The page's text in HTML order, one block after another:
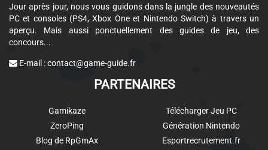
Jour après jour, nous vous guidons dans la jungle des nouveautés
PC et consoles (PS4, Xbox One et Nintendo Switch) à travers un
aperçu. Mais aussi ponctuellement des guides de jeu, des
concours...
E-mail :contact@game-guide.fr
PARTENAIRES
Gamikaze
ZeroPing
Blog de RpGmAx
Télécharger Jeu PC
Génération Nintendo
Esportrecrutement.fr